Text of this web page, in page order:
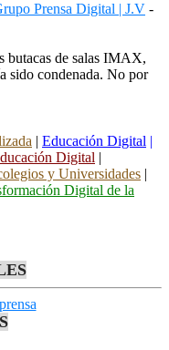
Prensa Digital | J.V -
butacas de salas IMAX,
sido condenada. No por
| Educación Digital |
Digital |
y Universidades |
Digital de la